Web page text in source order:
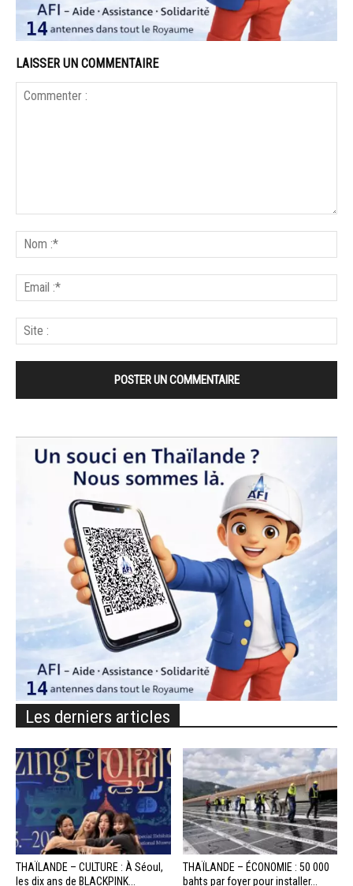
LAISSER UN COMMENTAIRE
Les derniers articles
THAÏLANDE – CULTURE : À Séoul,
les dix ans de BLACKPINK...
THAÏLANDE – ÉCONOMIE : 50 000
bahts par foyer pour installer...